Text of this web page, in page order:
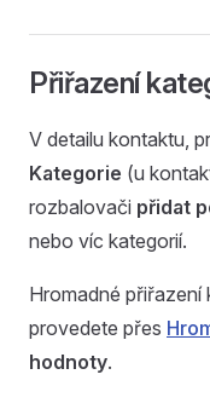
Přiřazení
V detailu kontaktu,
Kategorie (u
rozbalovači přidat
nebo víc kategorií.
Hromadné přiřazení
provedete přes
hodnoty.